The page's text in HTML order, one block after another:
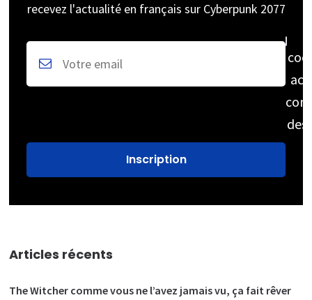
recevez l'actualité en français sur Cyberpunk 2077
des
Articles récents
The Witcher comme vous ne l’avez jamais vu, ça fait rêver